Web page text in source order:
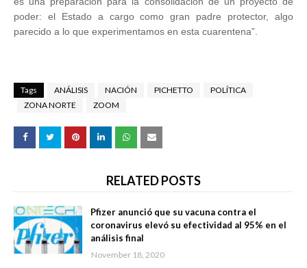
poder: el Estado a cargo como gran padre protector, algo
parecido a lo que experimentamos en esta cuarentena”.
Tags ANÁLISIS NACIÓN PICHETTO
POLÍTICA
ZONA NORTE
ZOOM
RELATED POSTS
Pfizer anunció que su vacuna contra el
coronavirus elevó su efectividad al 95% en el
análisis final
November 18, 2020